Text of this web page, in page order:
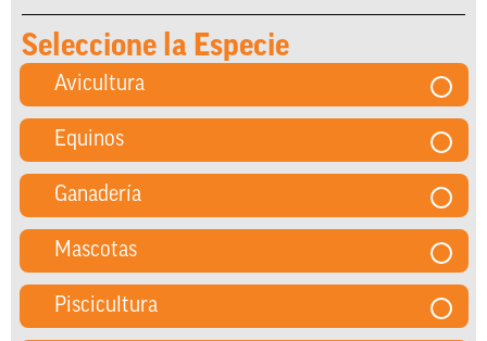
Seleccione la Especie
Avicultura
Equinos
Ganadería
Mascotas
Piscicultura